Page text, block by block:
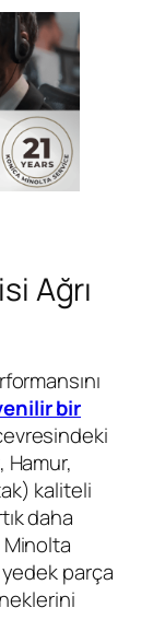
Ağrı
bir
kaliteli
daha
Minolta
yedek parça